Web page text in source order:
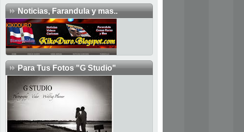
Noticias, Farandula y mas..
Para Tus Fotos "G Studio"